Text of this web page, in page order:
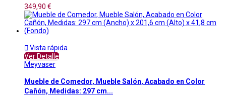
349,90 €
 Vista rápida
Ver Detalle
Meyvaser
Mueble de Comedor, Mueble Salón, Acabado en Color
Cañón, Medidas: 297 cm...